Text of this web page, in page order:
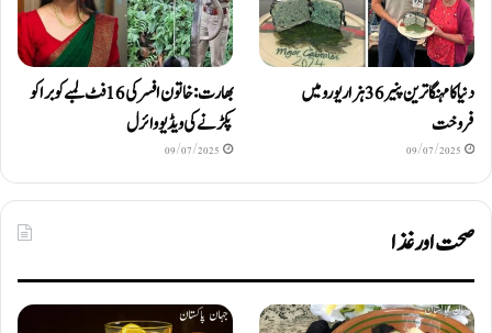
دنیا کا مہنگا ترین پنیر 36 ہزار یورو میں
فروخت
09/07/2025
بھارت: خاتون افسر کی 16 فٹ لمبے کوبرا کو
پکڑنے کی ویڈیو وائرل
09/07/2025
صحت اور غذا